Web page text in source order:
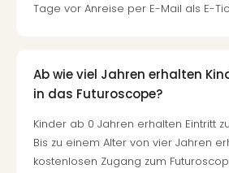
Tage vor Anreise per E-Mail als E-
Ab wie viel Jahren erhalten
in das Futuroscope?
Kinder ab 0 Jahren erhalten Eintritt
Bis zu einem Alter von vier Jahren
kostenlosen Zugang zum